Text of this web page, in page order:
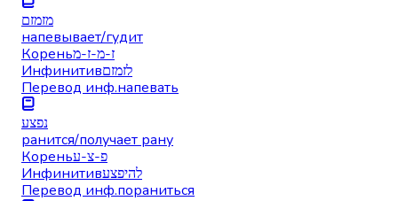
מזמזם
напевывает/гудит
Кореньז-מ-ז-מ
Инфинитивלזמזם
Перевод инф.напевать
נפצע
ранится/получает рану
Кореньפ-צ-ע
Инфинитивלהיפצע
Перевод инф.пораниться